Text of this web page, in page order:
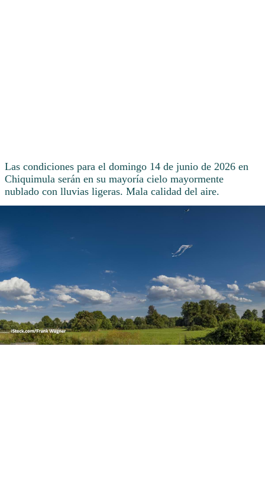
Las condiciones para el domingo 14 de junio de 2026 en
Chiquimula serán en su mayoría cielo mayormente
nublado con lluvias ligeras. Mala calidad del aire.